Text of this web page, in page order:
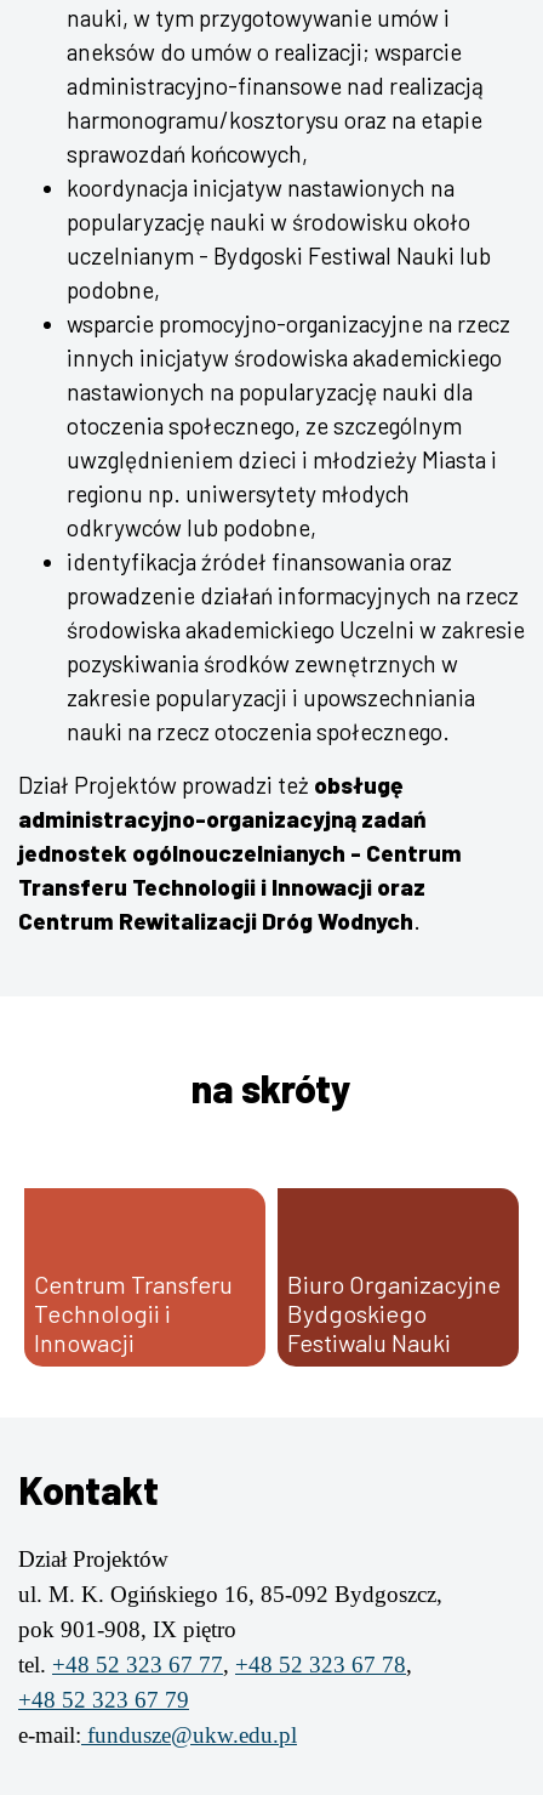
nauki, w tym przygotowywanie umów i
aneksów do umów o realizacji; wsparcie
administracyjno-finansowe nad realizacją
harmonogramu/kosztorysu oraz na etapie
sprawozdań końcowych,
koordynacja inicjatyw nastawionych na
popularyzację nauki w środowisku około
uczelnianym - Bydgoski Festiwal Nauki lub
podobne,
wsparcie promocyjno-organizacyjne na rzecz
innych inicjatyw środowiska akademickiego
nastawionych na popularyzację nauki dla
otoczenia społecznego, ze szczególnym
uwzględnieniem dzieci i młodzieży Miasta i
regionu np. uniwersytety młodych
odkrywców lub podobne,
identyfikacja źródeł finansowania oraz
prowadzenie działań informacyjnych na rzecz
środowiska akademickiego Uczelni w zakresie
pozyskiwania środków zewnętrznych w
zakresie popularyzacji i upowszechniania
nauki na rzecz otoczenia społecznego.
Dział Projektów prowadzi też obsługę
administracyjno-organizacyjną zadań
jednostek ogólnouczelnianych - Centrum
Transferu Technologii i Innowacji oraz
Centrum Rewitalizacji Dróg Wodnych.
na skróty
Centrum Transferu
Technologii i
Innowacji
Biuro Organizacyjne
Bydgoskiego
Festiwalu Nauki
Kontakt
Dział Projektów
ul. M. K. Ogińskiego 16, 85-092 Bydgoszcz,
pok 901-908, IX piętro
tel. +48 52 323 67 77, +48 52 323 67 78,
+48 52 323 67 79
e-mail: fundusze@ukw.edu.pl